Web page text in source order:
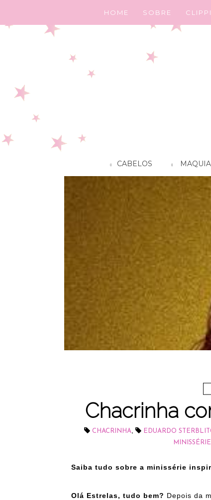
HOME SOBRE
CABELOS
Chacrinha
CHACRINHA EDUARDO
Saiba tudo sobre a minissérie
Olá Estrelas, tudo bem? Depois da